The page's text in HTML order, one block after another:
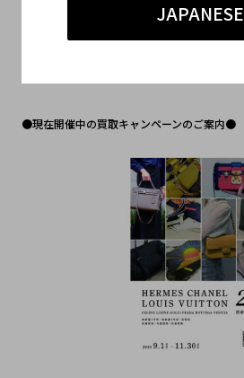
JAPANESE
#表参道2号店 ハイブランド
●現在開催中の買取キャンペーンのご案内●